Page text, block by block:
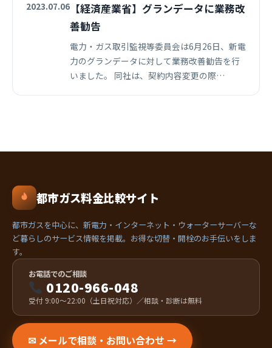
2023.07.06 【経済産業省】グランデータに業務改
善勧告
電力・ガス取引監視等委員会は6月26日、新電
力のグランデータに対して業務改善勧告を行
いました。 同社は、契約内容変更の際…
都市ガス料金比較サイト
都市ガスを中心に、新電力・インターネット・ウォーターサーバーな
ど暮らしのサービス情報を掲載。お得な切替・開栓のお手伝いをしま
す。
お電話でのご相談
0120-966-048
受付 9:00〜22:00（土日祝対応）／相談・診断は無料
✉ メールで相談・お問い合わせ →